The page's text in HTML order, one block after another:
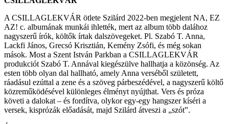
A CSILLAGLEKVÁR ötlete Szilárd 2022-ben megjelent NA, EZ
AZ! c. albumának munkái ihlették, mert az album több dalához
nagyszerű írók, költők írtak dalszövegeket. Pl. Szabó T. Anna,
Lackfi János, Grecsó Krisztián, Kemény Zsófi, és még sokan
mások. Most a Szent István Parkban a CSILLAGLEKVÁR
produkciót Szabó T. Annával kiegészülve hallhatja a közönség. Az
esten több olyan dal hallható, amely Anna verséből született,
ráadásul ezúttal a zene és a szöveg párbeszédével, a nagyszerű költő
közreműködésével különleges élményt nyújthat. Vers és próza
követi a dalokat – és fordítva, olykor egy-egy hangszer kíséri a
versek, kisprózák előadását, majd Szilárd átveszi a „szót”.